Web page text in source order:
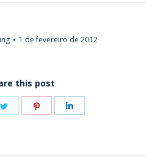
1 de fevereiro de 2012
this post
Share
Share